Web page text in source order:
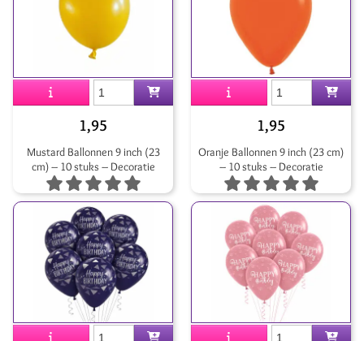
1,95
Mustard Ballonnen 9 inch (23
cm) – 10 stuks – Decoratie
1,95
Oranje Ballonnen 9 inch (23 cm)
– 10 stuks – Decoratie